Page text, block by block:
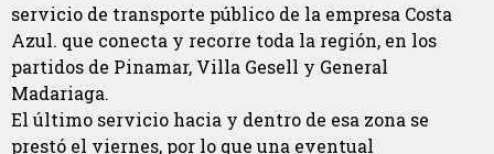
servicio de transporte público de la empresa Costa
Azul. que conecta y recorre toda la región, en los
partidos de Pinamar, Villa Gesell y General
Madariaga.
El último servicio hacia y dentro de esa zona se
prestó el viernes, por lo que una eventual